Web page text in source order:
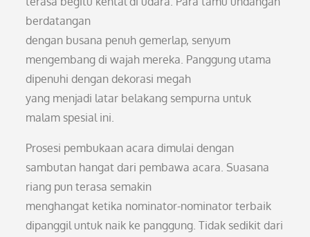
berdatangan
dengan busana penuh gemerlap, senyum
mengembang di wajah mereka. Panggung utama
dipenuhi dengan dekorasi megah
yang menjadi latar belakang sempurna untuk
malam spesial ini.
Prosesi pembukaan acara dimulai dengan
sambutan hangat dari pembawa acara. Suasana
riang pun terasa semakin
menghangat ketika nominator-nominator terbaik
dipanggil untuk naik ke panggung. Tidak sedikit dari